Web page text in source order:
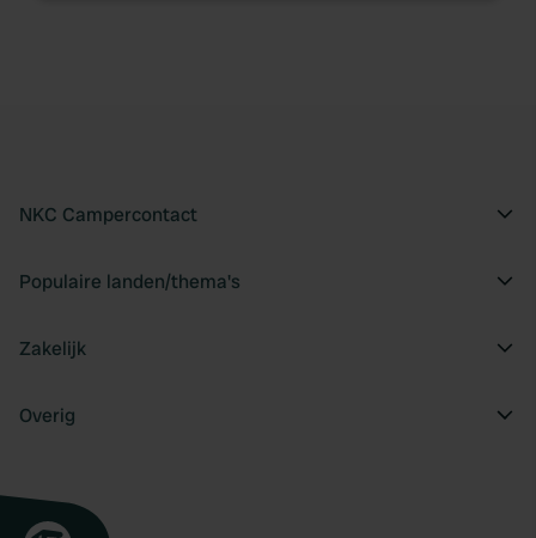
NKC Campercontact
Populaire landen/thema's
Zakelijk
Overig